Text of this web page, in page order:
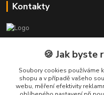
Kontakty
Tomáš Placatka
+420 728 969 499
🍪 Jak byste
Soubory cookies používáme
shopu a v případě vašeho
webu, měření efektivity